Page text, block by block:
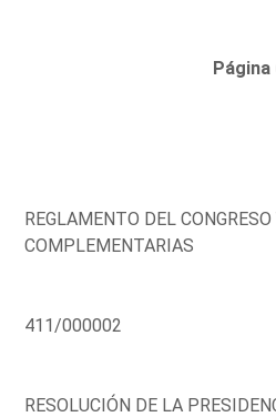
Página
REGLAMENTO DEL
COMPLEMENTARIAS
411/000002
RESOLUCIÓN DE LA